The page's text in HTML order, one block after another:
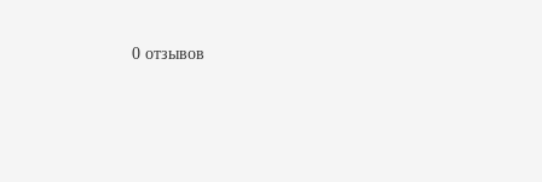
0 отзывов